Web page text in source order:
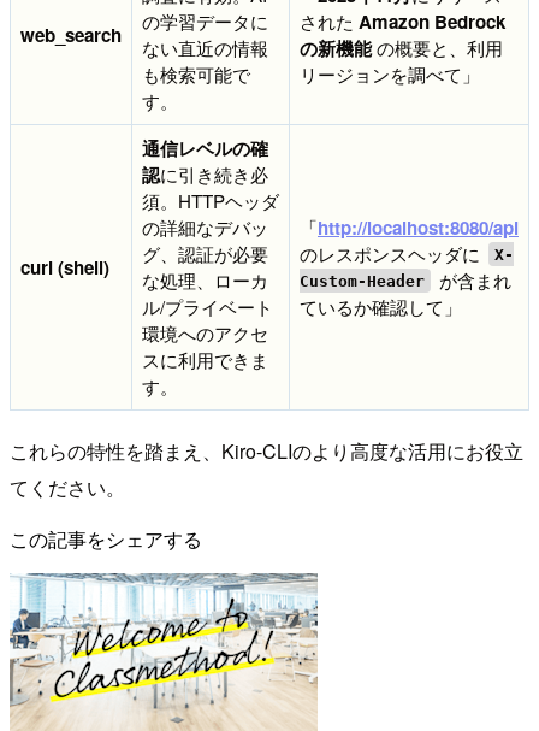
web_search
の学習データに
ない直近の情報
も検索可能で
す。
された Amazon Bedrock
の新機能の概要と、利用
リージョンを調べて」
curl (shell)
通信レベルの確
認に引き続き必
須。HTTPヘッダ
の詳細なデバッ
グ、認証が必要
な処理、ローカ
ル/プライベート
環境へのアクセ
スに利用できま
す。
「http://localhost:8080/api
のレスポンスヘッダに
X-
Custom-Header
が含まれ
ているか確認して」
これらの特性を踏まえ、Kiro-CLIのより高度な活用にお役立
てください。
この記事をシェアする